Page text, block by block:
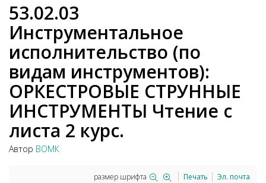
53.02.03
Инструментальное
исполнительство (по
видам инструментов):
ОРКЕСТРОВЫЕ СТРУННЫЕ
ИНСТРУМЕНТЫ Чтение с
листа 2 курс.
Автор ВОМК
размер шрифта Печать Эл. почта